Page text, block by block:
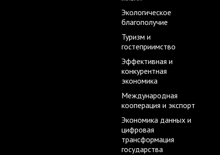
Экологическое
благополучие
Туризм и
гостеприимство
Эффективная и
конкурентная
экономика
Международная
кооперация и экспорт
Экономика данных и
цифровая
трансформация
государства